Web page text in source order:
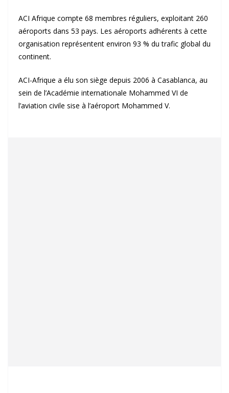
ACI Afrique compte 68 membres réguliers, exploitant 260
aéroports dans 53 pays. Les aéroports adhérents à cette
organisation représentent environ 93 % du trafic global du
continent.
ACI-Afrique a élu son siège depuis 2006 à Casablanca, au
sein de l’Académie internationale Mohammed VI de
l’aviation civile sise à l’aéroport Mohammed V.